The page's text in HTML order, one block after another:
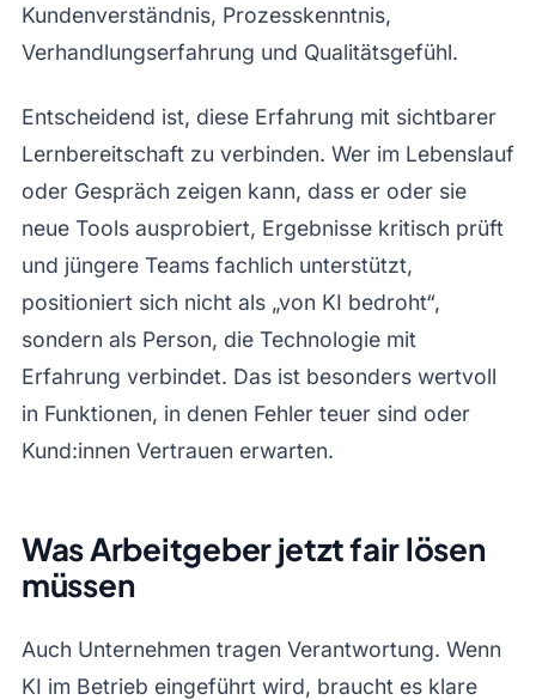
Kundenverständnis, Prozesskenntnis,
Verhandlungserfahrung und Qualitätsgefühl.
Entscheidend ist, diese Erfahrung mit sichtbarer
Lernbereitschaft zu verbinden. Wer im Lebenslauf
oder Gespräch zeigen kann, dass er oder sie
neue Tools ausprobiert, Ergebnisse kritisch prüft
und jüngere Teams fachlich unterstützt,
positioniert sich nicht als „von KI bedroht“,
sondern als Person, die Technologie mit
Erfahrung verbindet. Das ist besonders wertvoll
in Funktionen, in denen Fehler teuer sind oder
Kund:innen Vertrauen erwarten.
Was Arbeitgeber jetzt fair lösen
müssen
Auch Unternehmen tragen Verantwortung. Wenn
KI im Betrieb eingeführt wird, braucht es klare